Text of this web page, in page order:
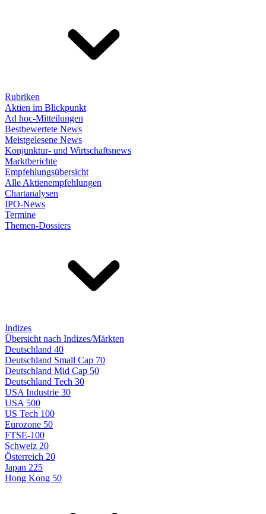
Rubriken
Aktien im Blickpunkt
Ad hoc-Mitteilungen
Bestbewertete News
Meistgelesene News
Konjunktur- und Wirtschaftsnews
Marktberichte
Empfehlungsübersicht
Alle Aktienempfehlungen
Chartanalysen
IPO-News
Termine
Themen-Dossiers
Indizes
Übersicht nach Indizes/Märkten
Deutschland 40
Deutschland Small Cap 70
Deutschland Mid Cap 50
Deutschland Tech 30
USA Industrie 30
USA 500
US Tech 100
Eurozone 50
FTSE-100
Schweiz 20
Österreich 20
Japan 225
Hong Kong 50